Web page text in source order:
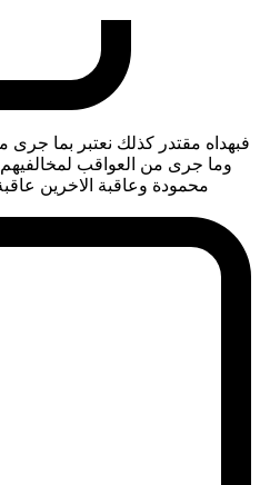
فبهداه مقتدر كذلك نعتبر بما
وما جرى من العواقب لمخالفيهم
محمودة وعاقبة الاخرين